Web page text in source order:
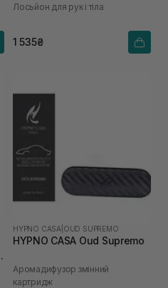
450 мл
Лосьйон для рук і тіла
1 535₴
HYPNO CASA OUD SUPREMO
HYPNO CASA Oud Supremo
Аромадифузор змінний
картридж